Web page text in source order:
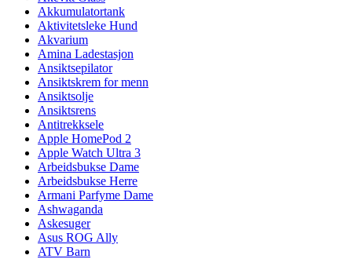
Akkumulatortank
Aktivitetsleke Hund
Akvarium
Amina Ladestasjon
Ansiktsepilator
Ansiktskrem for menn
Ansiktsolje
Ansiktsrens
Antitrekksele
Apple HomePod 2
Apple Watch Ultra 3
Arbeidsbukse Dame
Arbeidsbukse Herre
Armani Parfyme Dame
Ashwaganda
Askesuger
Asus ROG Ally
ATV Barn